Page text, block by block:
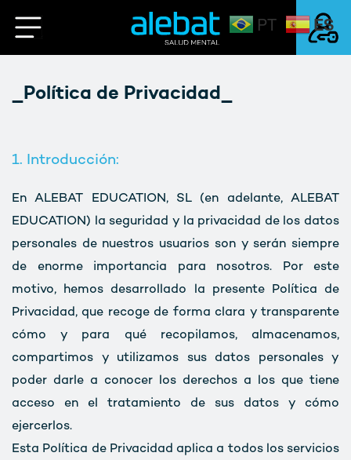
Saltar
al
_Política de Privacidad_
1. Introducción:
En ALEBAT EDUCATION, SL (en adelante, ALEBAT
EDUCATION) la seguridad y la privacidad de los datos
personales de nuestros usuarios son y serán siempre
de enorme importancia para nosotros. Por este
motivo, hemos desarrollado la presente Política de
Privacidad, que recoge de forma clara y transparente
cómo y para qué recopilamos, almacenamos,
compartimos y utilizamos sus datos personales y
poder darle a conocer los derechos a los que tiene
acceso en el tratamiento de sus datos y cómo
ejercerlos.
Esta Política de Privacidad aplica a todos los servicios
PT ES